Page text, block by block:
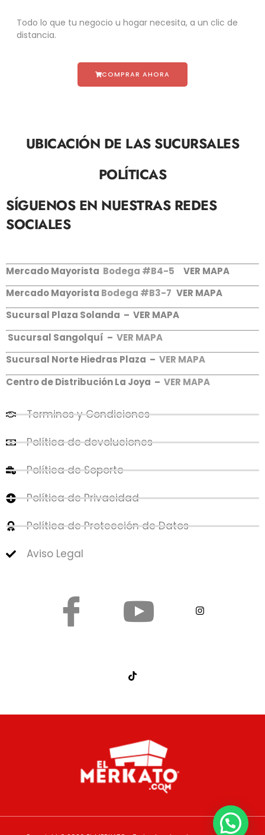
Todo lo que tu negocio u hogar necesita, a un clic de
distancia.
COMPRAR AHORA
UBICACIÓN DE LAS SUCURSALES
POLÍTICAS
SÍGUENOS EN NUESTRAS REDES
SOCIALES
Mercado Mayorista Bodega #B4-5
VER MAPA
Mercado Mayorista Bodega #B3-7 VER MAPA
Sucursal Plaza Solanda – VER MAPA
Sucursal Sangolquí – VER MAPA
Sucursal Norte Hiedras Plaza – VER MAPA
Centro de Distribución La Joya – VER MAPA
Terminos y Condiciones
Política de devoluciones
Política de Soporte
Política de Privacidad
Política de Protección de Datos
Aviso Legal